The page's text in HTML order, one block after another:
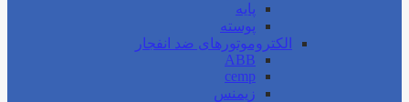
پایه
پوسته
الکتروموتورهای ضد انفجار
ABB
cemp
زیمنس